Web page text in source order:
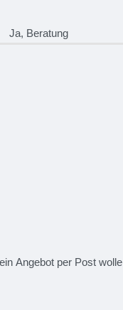
Ja, Beratung
Angebot per Post